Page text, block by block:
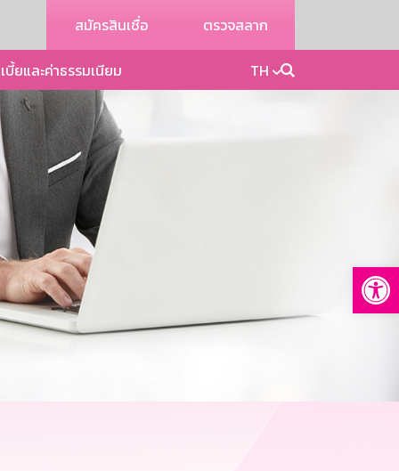
สมัครสินเชื่อ ตรวจสลาก
บี้ยและค่าธรรมเนียม TH